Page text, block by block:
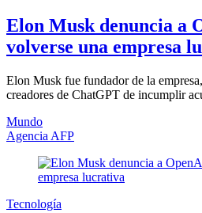
Elon Musk denuncia a
volverse una empresa
Elon Musk fue fundador de la
creadores de ChatGPT de incumplir
Mundo
Agencia AFP
Tecnología